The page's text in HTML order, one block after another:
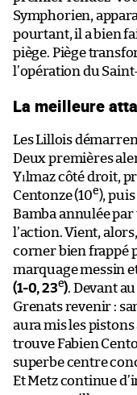
Symphorien,
pourtant, il a bien
piège. Piège
l’opération du
La meilleure
Les Lillois
Deux premières
Yılmaz côté droit,
Centonze (10e),
Bamba annulée par
l’action. Vient,
corner bien frappé
marquage messin
(1-0, 23e). Devant
Grenats revenir :
aura mis les
trouve Fabien
superbe centre
Et Metz continue